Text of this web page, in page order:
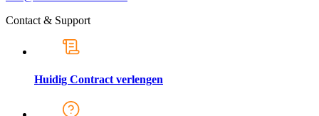
Contact & Support
Huidig Contract verlengen